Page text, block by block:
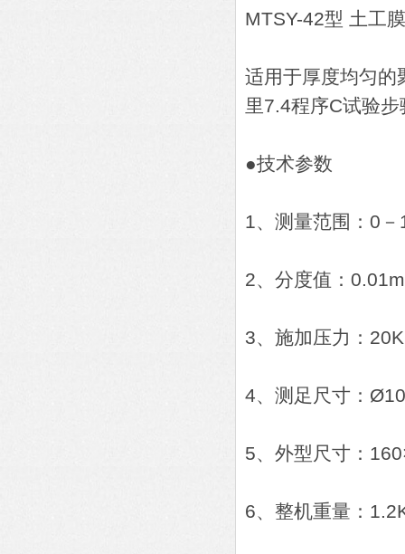
MTSY-42型 土工
适用于厚度均匀的
里7.4程序C试验步
●技术参数
1、测量范围：0
2、分度值：
3、施加压力：
4、测足尺寸：
5、外型尺寸：
6、整机重量：